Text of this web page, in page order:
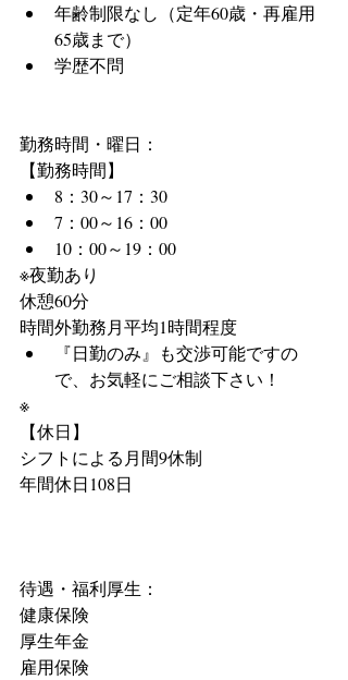
年齢制限なし（定年60歳・再雇用
65歳まで）
学歴不問
勤務時間・曜日：
【勤務時間】
8：30～17：30
7：00～16：00
10：00～19：00
※夜勤あり
休憩60分
時間外勤務月平均1時間程度
『日勤のみ』も交渉可能ですの
で、お気軽にご相談下さい！
※
【休日】
シフトによる月間9休制
年間休日108日
待遇・福利厚生：
健康保険
厚生年金
雇用保険